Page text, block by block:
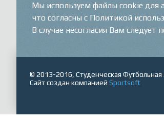
© 2013-2016, Студенческая Футбольная
Сайт создан компанией Sportsoft
Мы используем файлы cookie для
что согласны с Политикой
В случае несогласия Вам